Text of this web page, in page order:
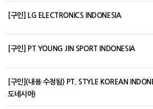
[구인] LG ELECTRONICS INDONESIA
[구인] PT YOUNG JIN SPORT INDONESIA
[구인](내용 수정됨) PT. STYLE KOREAN
도네시아)